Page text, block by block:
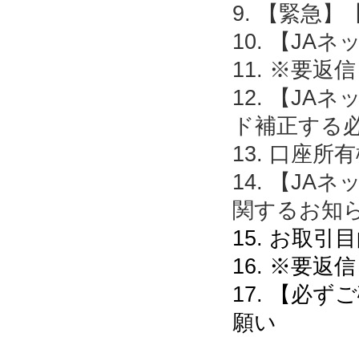
9. 【緊急】
10. 【JAネ
11. ※要返
12. 【JAネ
ド補正する
13. 口座所
14. 【JAネ
関するお知
15. お取引
16. ※要返信
17. 【必ず
願い